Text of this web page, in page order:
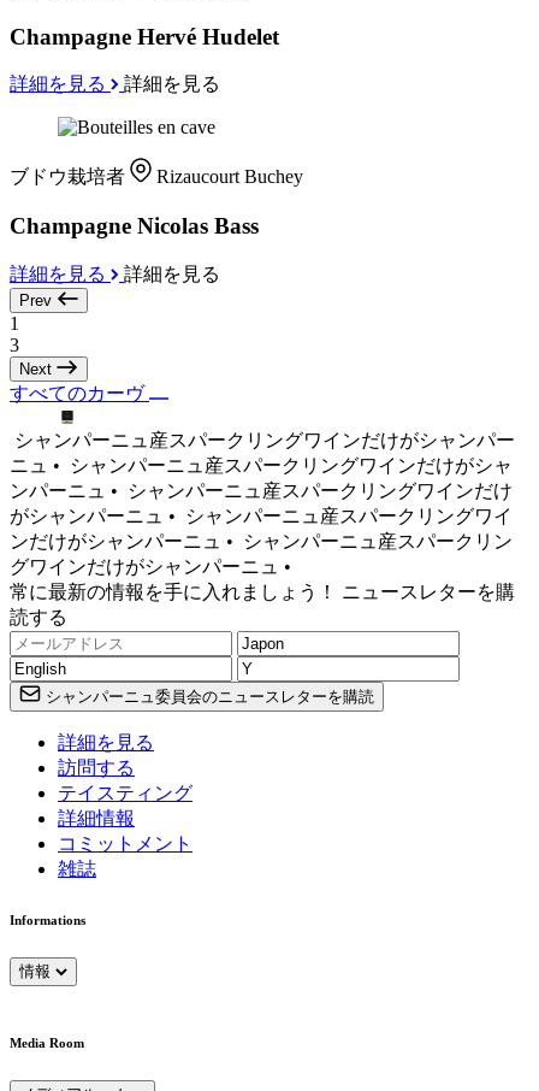
Champagne Hervé Hudelet
詳細を見る 詳細を見る
ブドウ栽培者 Rizaucourt Buchey
Champagne Nicolas Bass
詳細を見る 詳細を見る
Prev
1
3
Next
すべてのカーヴ
シャンパーニュ産スパークリングワインだけがシャンパー
ニュ •
シャンパーニュ産スパークリングワインだけがシャ
ンパーニュ •
シャンパーニュ産スパークリングワインだけ
がシャンパーニュ •
シャンパーニュ産スパークリングワイ
ンだけがシャンパーニュ •
シャンパーニュ産スパークリン
グワインだけがシャンパーニュ •
常に最新の情報を手に入れましょう！ ニュースレターを購
読する
シャンパーニュ委員会のニュースレターを購読
詳細を見る
訪問する
テイスティング
詳細情報
コミットメント
雑誌
Informations
情報
Media Room